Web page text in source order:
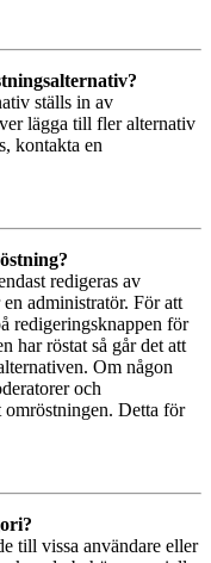
ställs in av
lägga till fler alternativ
kontakta en
redigeras av
administratör. För att
redigeringsknappen för
har röstat så går det att
Om någon
och
omröstningen. Detta för
till vissa användare eller